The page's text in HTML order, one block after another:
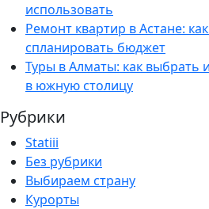
использовать
Ремонт квартир в Астане:
спланировать бюджет
Туры в Алматы: как выбрать
в южную столицу
Рубрики
Statiii
Без рубрики
Выбираем страну
Курорты